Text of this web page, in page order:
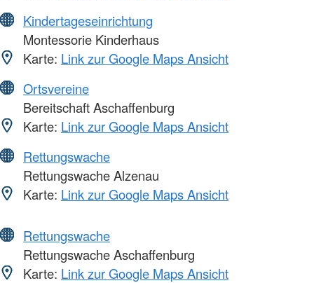
Kindertageseinrichtung
Montessorie Kinderhaus
Karte: Link zur Google Maps Ansicht
Ortsvereine
Bereitschaft Aschaffenburg
Karte: Link zur Google Maps Ansicht
Rettungswache
Rettungswache Alzenau
Karte: Link zur Google Maps Ansicht
Rettungswache
Rettungswache Aschaffenburg
Karte: Link zur Google Maps Ansicht